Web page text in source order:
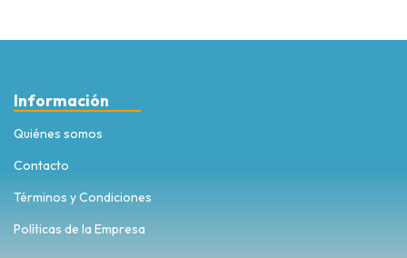
Información
Quiénes somos
Contacto
Términos y Condiciones
Políticas de la Empresa